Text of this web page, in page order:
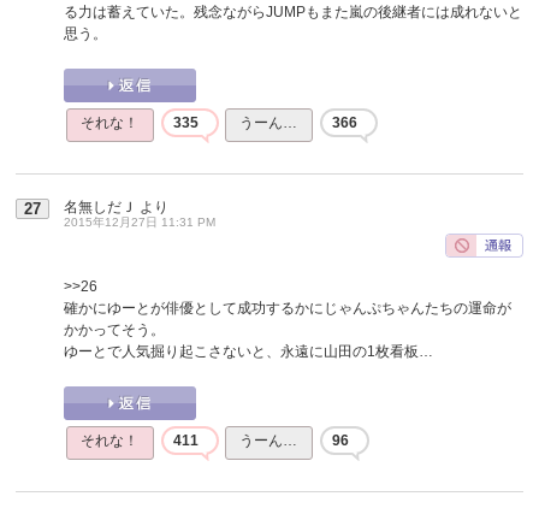
る力は蓄えていた。残念ながらJUMPもまた嵐の後継者には成れないと
思う。
それな！ 335 うーん… 366
27 名無しだＪ より
2015年12月27日 11:31 PM
>>26
確かにゆーとが俳優として成功するかにじゃんぷちゃんたちの運命が
かかってそう。
ゆーとで人気掘り起こさないと、永遠に山田の1枚看板…
それな！ 411 うーん… 96